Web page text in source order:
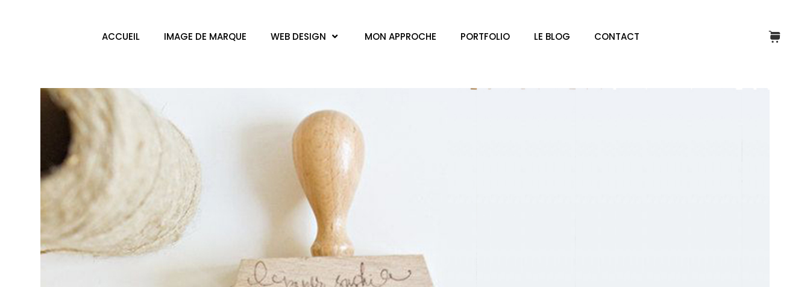
ACCUEIL IMAGE DE MARQUE WEB DESIGN MON APPROCHE PORTFOLIO LE BLOG CONTACT